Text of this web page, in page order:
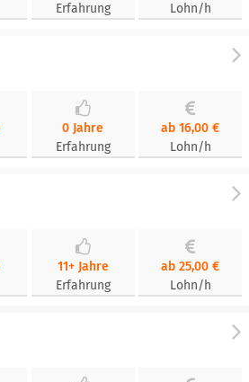
Erfahrung
Lohn/h
0 Jahre
Erfahrung
ab 16,00 €
Lohn/h
11+ Jahre
Erfahrung
ab 25,00 €
Lohn/h